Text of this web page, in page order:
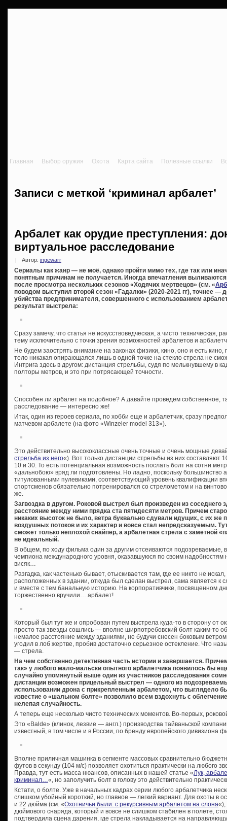
Главная Выбор оружия Охота Карта сайта Полезные ссылки
Записи с меткой ‘криминал арбалет’
Арбалет как орудие преступления:
виртуальное расследование
Автор: ingewarr
Сериалы как жанр — не моё, однако пройти мимо тех, где так или
понятным причинам не получается. Иногда впечатления
после просмотра нескольких сезонов «Ходячих мертвецов» (см. «
поводом выступил второй сезон «Гадалки» (2020-2021 гг), точнее —
убийства предпринимателя, совершенного с использованием
результат выстрела:
Сразу замечу, что статья не искусствоведческая, а чисто
тему исключительно с точки зрения возможностей арбалетов и
Не будем заострять внимание на законах физики, кино, оно и есть
тело никакая опирающаяся лишь в одной точке на стекло стрела не
Интрига здесь в другом: дистанция стрельбы, судя по мелькнувшему в
полторы метров, и это при потрясающей точности.
Способен ли арбалет на подобное? А давайте проведем собственное,
расследование — интересно же!
Итак, один из героев сериала, по хобби еще и арбалетчик, сразу
матчевом арбалете (на фото «Winzeler model 313»).
Это действительно высококлассные очень точные и очень мощные
стрельба из него«). Вот только дистанции стрельбы из них
10 и 30. То есть потенциальная возможность послать болт на сотни
«дальнобою» вряд ли подготовлены. Но ладно, поскольку большинство
титулованными пулевиками, соответствующий уровень квалификации
спортсменов обязательно потренировался со стрелометом и на
же.
Загвоздка в другом. Роковой выстрел был произведен из соседнего
расстояние между ними прядка ста пятидесяти метров. Причем
никаких высоток не было, ветра буквально сдували идущих, с их же
воздушных потоков и их характер и вовсе стал непредсказуемым.
сможет только неплохой снайпер, а арбалетная стрела с заметной
не идеальный.
В общем, по ходу фильма один за другим отсеиваются подозреваемые,
чемпиона международного уровня, оказавшуюся по своим надобностям
висяк…
Разгадка, как частенько бывает, отыскивается там, где ее никто не
расположенных в здании, откуда был сделан выстрел, сама является к
и вместе с тем банальную историю. На корпоративчике, посвященном
торжественно вручили… арбалет!
Который был тут же и опробован путем выстрела куда-то в сторону от
просто так звезды сошлись — вполне ширпотребовский болт каким-то
немалое расстояние между зданиями, не будучи снесен боковым
угодил в лоб жертве, пробив достаточно серьезное остекление. Что
— стрела.
На чем собственно детективная часть истории и завершается.
так» у любого мало-мальски опытного арбалетчика появилось бы
случайно упомянутый выше один из участников расследования
дистанции возможен прицельный выстрел — одного из
использовании дрона с прикрепленным арбалетом, что выглядело
известие о «шальном болте» позволило всем вздохнуть с
нелепая случайность.
А теперь еще несколько чисто технических моментов. Во-первых,
Это «Balde» (клинок, лезвие — англ.) производства тайваньской
известный, в том числе и в России, по бренду европейского дивизиона
Вполне приличная машинка в сегменте массовых сравнительно
футов в секунду (104 м/с) позволяет охотиться практически на любого
Правда, тут есть масса нюансов, описанных в нашей статье «Лук,
криминал…«, но заполучить болт в голову это действительно
Кстати, о болте. Уже в начальных кадрах серии любого арбалетчика
слишком убойный короткий, но главное — легкий вариант. Для охоты в
и 22 дюйма (см. «Охотничьи были: с рекурсивным арбалетом на слона«),
дюймового снаряда, который и вовсе не слишком стабилен в полете,
подтвердила сцена дарения, где стрела накладывается на